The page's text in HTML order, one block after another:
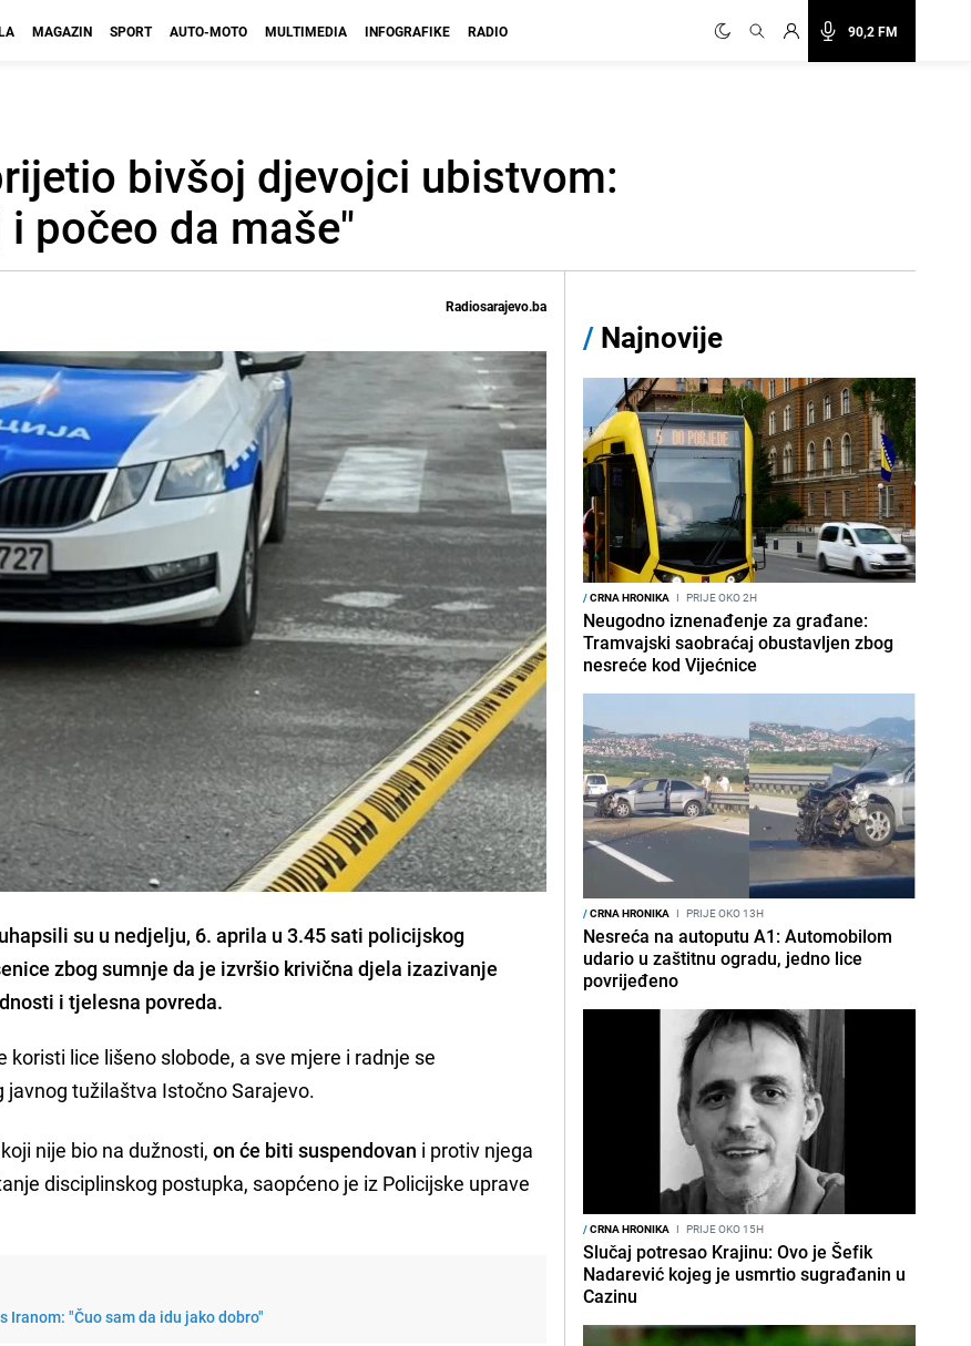
90,2 FM
MAGAZIN SPORT AUTO-MOTO MULTIMEDIA INFOGRAFIKE RADIO
bivšoj djevojci ubistvom:
počeo da maše"
Radiosarajevo.ba
su u nedjelju, 6. aprila u 3.45 sati policijskog
zbog sumnje da je izvršio krivična djela izazivanje
i tjelesna povreda.
lice lišeno slobode, a sve mjere i radnje se
tužilaštva Istočno Sarajevo.
nije bio na dužnosti,on će biti suspendovan i protiv njega
disciplinskog postupka, saopćeno je iz Policijske uprave
Iranom: "Čuo sam da idu jako dobro"
/ Najnovije
/CRNA HRONIKA I PRIJE OKO 2H
Neugodno iznenađenje za građane:
Tramvajski saobraćaj obustavljen zbog
nesreće kod Vijećnice
/CRNA HRONIKA I PRIJE OKO 13H
Nesreća na autoputu A1: Automobilom
udario u zaštitnu ogradu, jedno lice
povrijeđeno
/CRNA HRONIKA I PRIJE OKO 15H
Slučaj potresao Krajinu: Ovo je Šefik
Nadarević kojeg je usmrtio sugrađanin u
Cazinu